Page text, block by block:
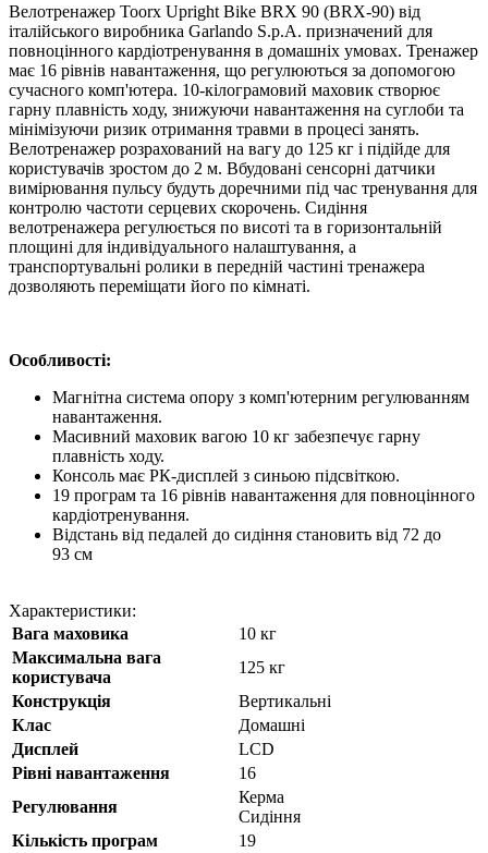
Велотренажер Toorx Upright Bike BRX 90 (BRX-90) від
італійського виробника Garlando S.p.A. призначений для
повноцінного кардіотренування в домашніх умовах. Тренажер
має 16 рівнів навантаження, що регулюються за допомогою
сучасного комп'ютера. 10-кілограмовий маховик створює
гарну плавність ходу, знижуючи навантаження на суглоби та
мінімізуючи ризик отримання травми в процесі занять.
Велотренажер розрахований на вагу до 125 кг і підійде для
користувачів зростом до 2 м. Вбудовані сенсорні датчики
вимірювання пульсу будуть доречними під час тренування для
контролю частоти серцевих скорочень. Сидіння
велотренажера регулюється по висоті та в горизонтальній
площині для індивідуального налаштування, а
транспортувальні ролики в передній частині тренажера
дозволяють переміщати його по кімнаті.
Особливості:
Магнітна система опору з комп'ютерним регулюванням
навантаження.
Масивний маховик вагою 10 кг забезпечує гарну
плавність ходу.
Консоль має РК-дисплей з синьою підсвіткою.
19 програм та 16 рівнів навантаження для повноцінного
кардіотренування.
Відстань від педалей до сидіння становить від 72 до
93 см
Характеристики:
Вага маховика
10 кг
Максимальна вага
користувача
125 кг
Конструкція
Вертикальні
Клас
Домашні
Дисплей
LCD
Рівні навантаження
16
Регулювання
Керма
Сидіння
Кількість програм
19